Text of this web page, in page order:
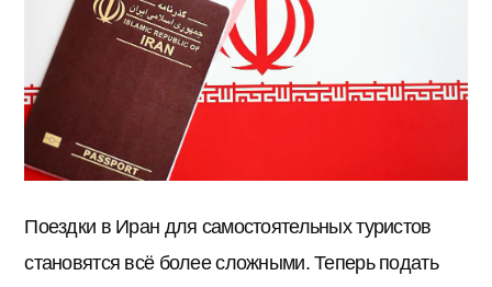
Поездки в Иран для самостоятельных туристов
становятся всё более сложными. Теперь подать